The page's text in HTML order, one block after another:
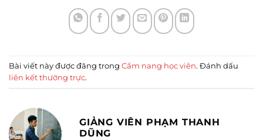
Bài viết này được đăng trong Cẩm nang học viên. Đánh dấu
liên kết thường trực.
GIẢNG VIÊN PHẠM THANH
DŨNG